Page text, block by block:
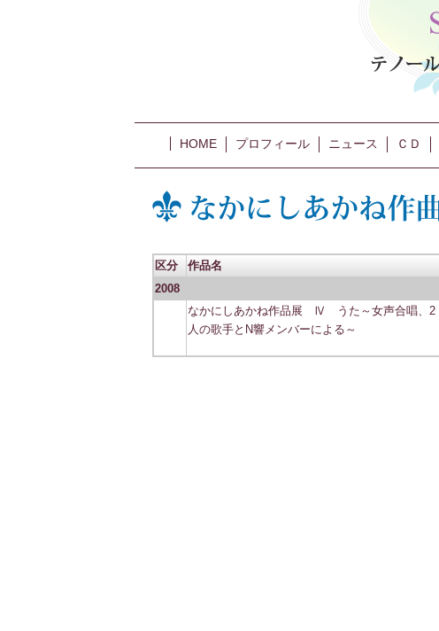
HOME プロフィール ニュース ＣＤ
区分 作品名
2008
なかにしあかね作品展 Ⅳ うた～女声合唱、2
人の歌手とN響メンバーによる～